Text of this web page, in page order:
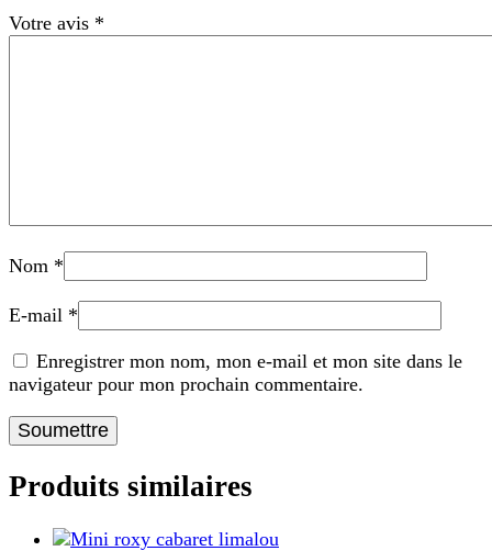
Votre avis *
Nom *
E-mail *
Enregistrer mon nom, mon e-mail et mon site dans le
navigateur pour mon prochain commentaire.
Produits similaires